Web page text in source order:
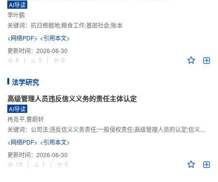
AI导读
李叶鹏
关键词： 抗日根据地;粮食工作;基层社会;账本
<网络PDF> <引用本文>
更新时间： 2026-06-30
9
| 5 | 0
法学研究
高级管理人员违反信义义务的责任主体认定
AI导读
冉克平,曹蔚轩
关键词： 公司法;违反信义义务责任;一般侵权责任;高级管理人员的认定;信义义务
<网络PDF> <引用本文>
更新时间： 2026-06-30
15
| 1 | 0